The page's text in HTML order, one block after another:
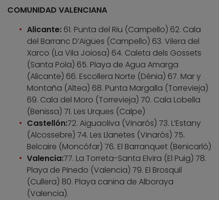
COMUNIDAD VALENCIANA
Alicante: 61. Punta del Riu (Campello) 62. Cala
del Barranc D’Aigües (Campello) 63. Vilera del
Xarco (La Vila Joiosa) 64. Caleta dels Gossets
(Santa Pola) 65. Playa de Agua Amarga
(Alicante) 66. Escollera Norte (Dénia) 67. Mar y
Montaña (Altea) 68. Punta Margalla (Torrevieja)
69. Cala del Moro (Torrevieja) 70. Cala Lobella
(Benissa) 71. Les Urques (Calpe)
Castellón:72. Aiguaoliva (Vinarós) 73. L’Estany
(Alcossebre) 74. Les Llanetes (Vinarós) 75.
Belcaire (Moncófar) 76. El Barranquet (Benicarló)
Valencia:77. La Torreta-Santa Elvira (El Puig) 78.
Playa de Pinedo (Valencia) 79. El Brosquil
(Cullera) 80. Playa canina de Alboraya
(Valencia).